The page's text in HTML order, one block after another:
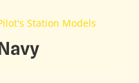
Station Models